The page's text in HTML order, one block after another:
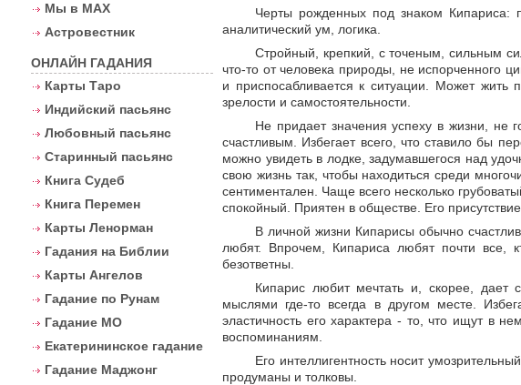
Мы в MAX
Астровестник
ОНЛАЙН ГАДАНИЯ
Карты Таро
Индийский пасьянс
Любовный пасьянс
Старинный пасьянс
Книга Судеб
Книга Перемен
Карты Ленорман
Гадания на Библии
Карты Ангелов
Гадание по Рунам
Гадание МО
Екатерининское гадание
Гадание Маджонг
Черты рожденных под знаком Кипариса:
аналитический ум, логика.
Стройный, крепкий, с точеным, сильным
что-то от человека природы, не испорченного
и приспосабливается к ситуации. Может
зрелости и самостоятельности.
Не придает значения успеху в жизни, не
счастливым. Избегает всего, что ставило бы
можно увидеть в лодке, задумавшегося над
свою жизнь так, чтобы находиться среди
сентиментален. Чаще всего несколько
спокойный. Приятен в обществе. Его
В личной жизни Кипарисы обычно
любят. Впрочем, Кипариса любят почти все,
безответны.
Кипарис любит мечтать и, скорее, дает
мыслями где-то всегда в другом месте.
эластичность его характера - то, что ищут в
воспоминаниям.
Его интеллигентность носит
продуманы и толковы.